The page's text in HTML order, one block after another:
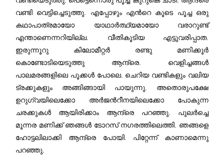
വണ്ടി വെട്ടിച്ചെടുത്തു. എപ്പോഴും എന്‍റെ കൂടെ പൂച്ച ഒരു
കഥാപാത്രമായോ യാഥാര്‍ത്ഥ്യമായോ വരാറുണ്ട്
എന്താണെന്നറിയില്ല. വീതികൂടിയ എട്ടുവരിപ്പാത.
ഇരുന്നൂറു കിലോമീറ്റര്‍ രണ്ടു മണിക്കൂര്‍
കൊണ്ടോടിയെടുത്തു ആന്ദ്രെ. വെളിച്ചങ്ങള്‍
പാലമരങ്ങളിലെ പൂക്കള്‍ പോലെ. ചെറിയ വണ്ടികളും വലിയ
ട്രക്കുകളും അങ്ങിങ്ങായി പായുന്നു. അതൊരുപക്ഷേ
ഉറുഗ്വയിലെക്കോ അര്‍ജന്‍റീനയിലെക്കോ പോകുന്ന
ചരക്കുകള്‍ ആയിരിക്കാം ആന്ദ്രെ പറഞ്ഞു. പുലര്‍ച്ചെ
മൂന്നര മണിക്ക് ഞങ്ങള്‍ ടോറസ് നഗരത്തിലെത്തി. ഞങ്ങളെ
ഹോട്ടലിലാക്കി ആന്ദ്രെ പോയി. പിറ്റേന്ന് കാണാമെന്നു
പറഞ്ഞു.